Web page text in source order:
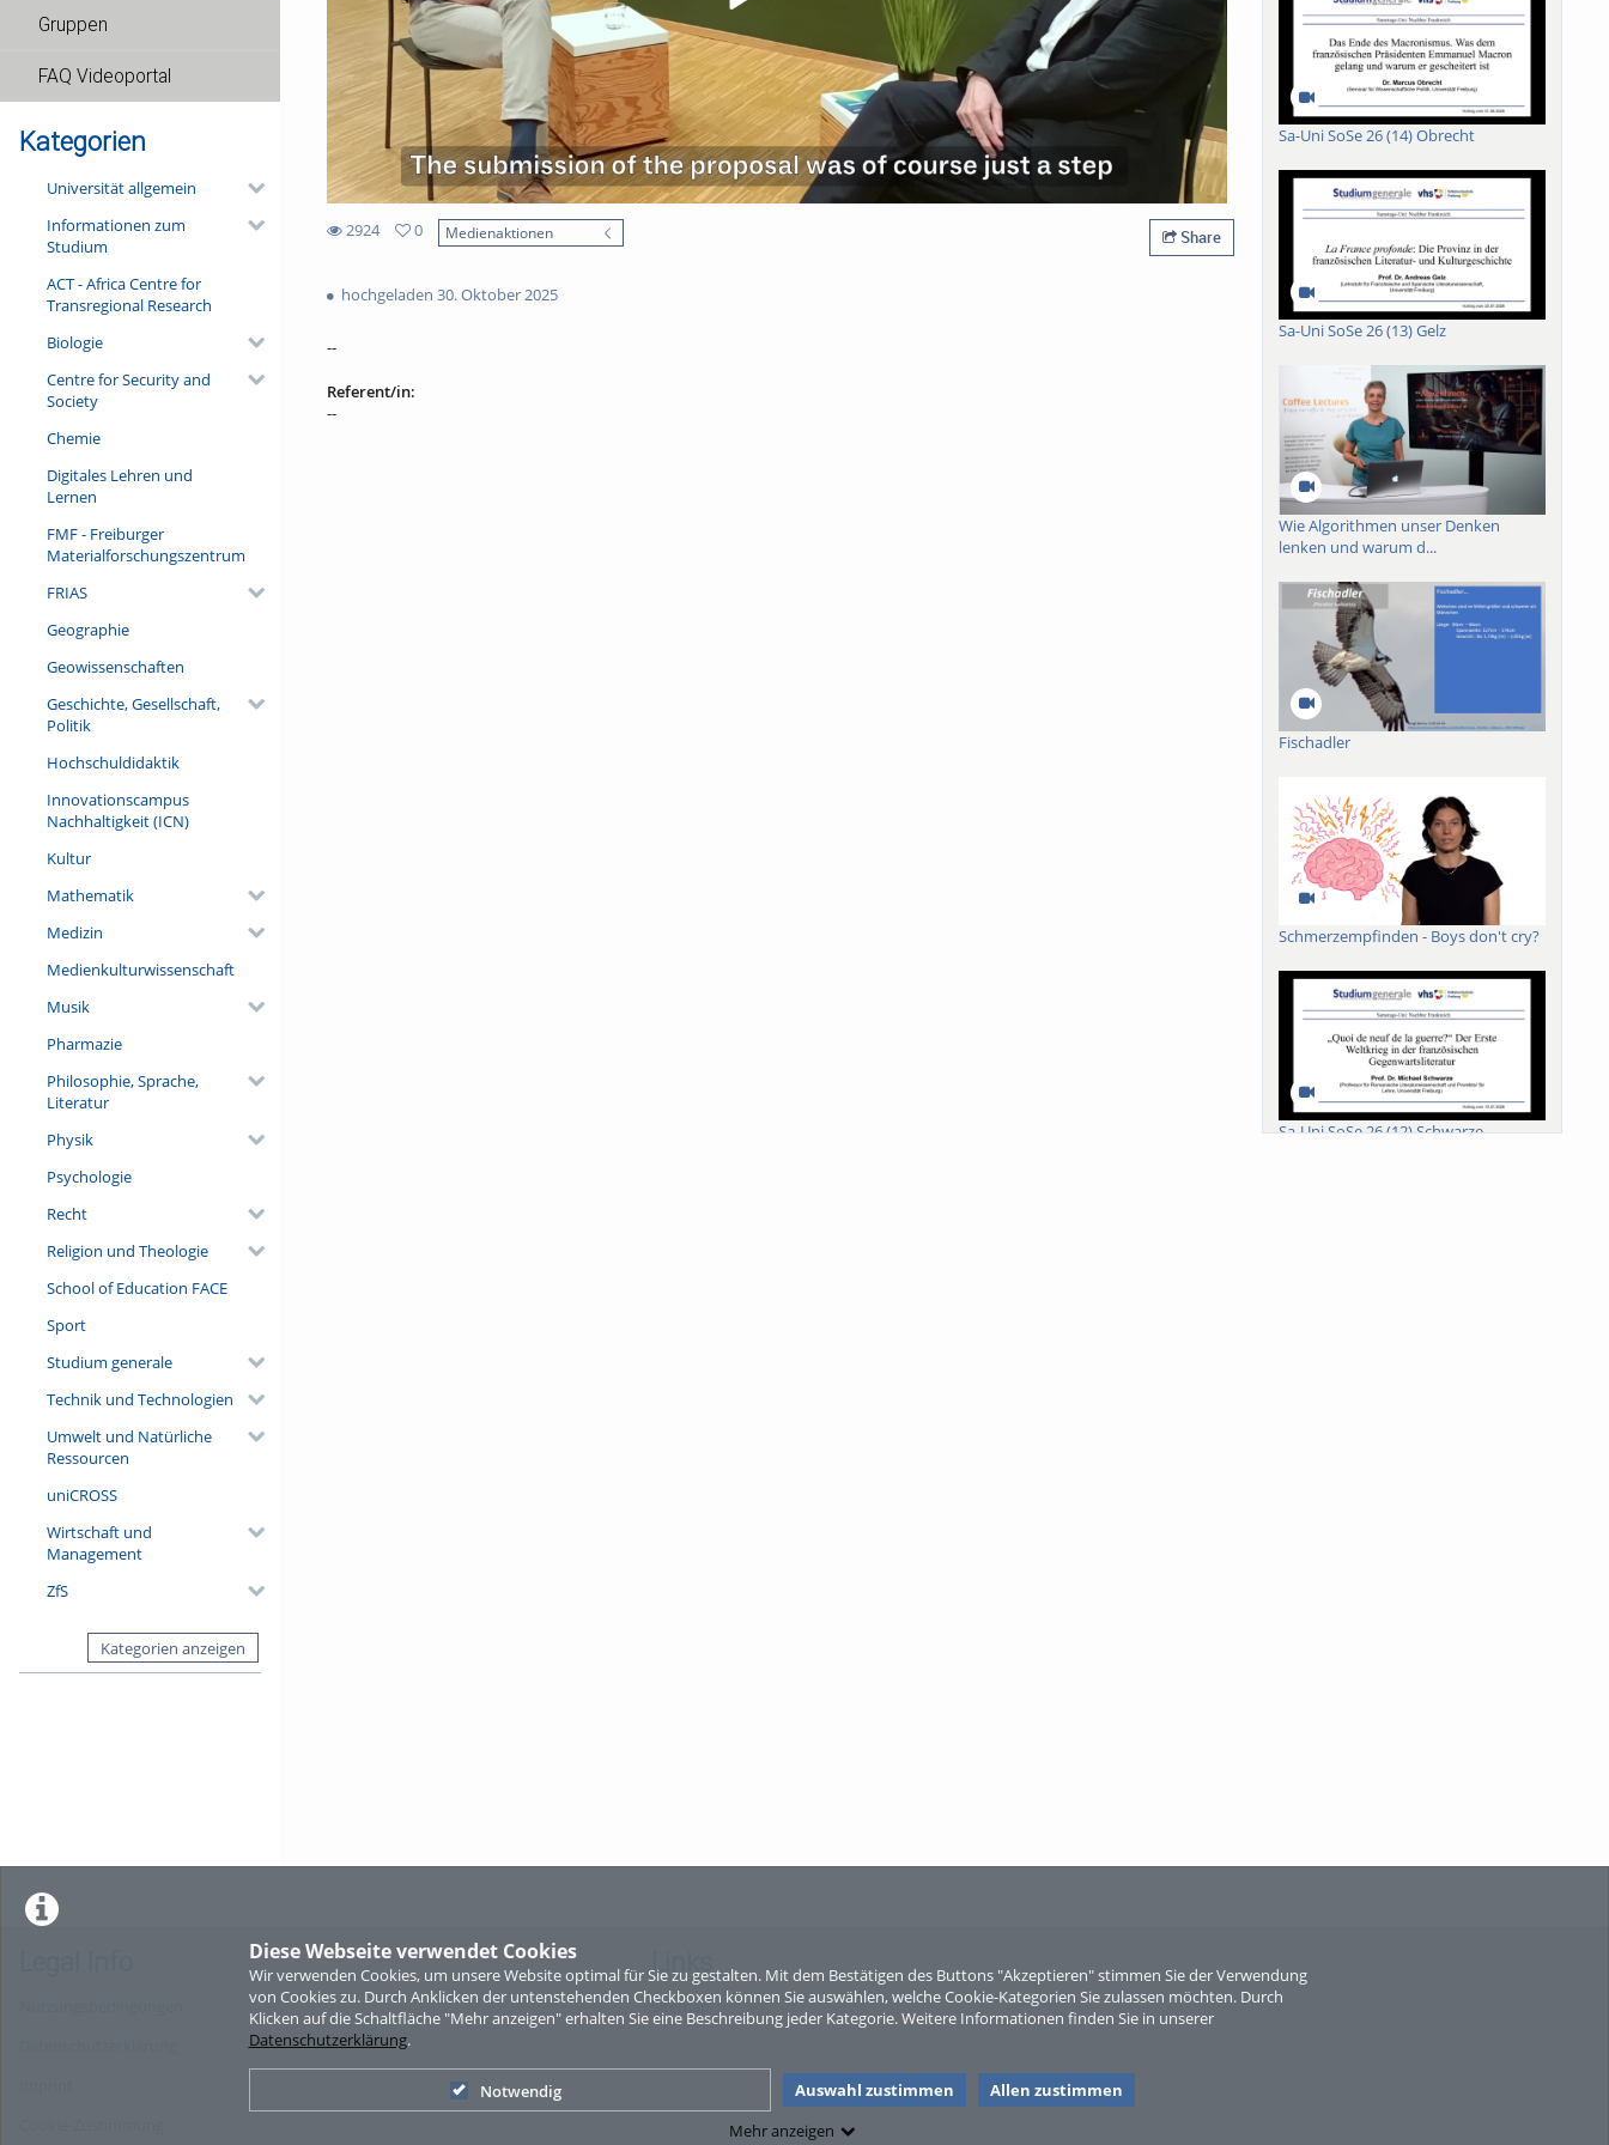
Diese Webseite verwendet Cookies
Wir verwenden Cookies, um unsere Website optimal für Sie zu gestalten. Mit dem Bestätigen des Buttons "Akzeptieren" stimmen Sie der Verwendung
von Cookies zu. Durch Anklicken der untenstehenden Checkboxen können Sie auswählen, welche Cookie-Kategorien Sie zulassen möchten. Durch
Klicken auf die Schaltfläche "Mehr anzeigen" erhalten Sie eine Beschreibung jeder Kategorie. Weitere Informationen finden Sie in unserer
Datenschutzerklärung.
Notwendig Auswahl zustimmen
Allen zustimmen
Mehr anzeigen
Gruppen
FAQ Videoportal
Kategorien
Universität allgemein
Informationen zum
Studium
ACT - Africa Centre for
Transregional Research
Biologie
Centre for Security and
Society
Chemie
Digitales Lehren und
Lernen
FMF - Freiburger
Materialforschungszentrum
FRIAS
Geographie
Geowissenschaften
Geschichte, Gesellschaft,
Politik
Hochschuldidaktik
Innovationscampus
Nachhaltigkeit (ICN)
Kultur
Mathematik
Medizin
Medienkulturwissenschaft
Musik
Pharmazie
Philosophie, Sprache,
Literatur
Physik
Psychologie
Recht
Religion und Theologie
School of Education FACE
Sport
Studium generale
Technik und Technologien
Umwelt und Natürliche
Ressourcen
uniCROSS
Wirtschaft und
Management
ZfS
Kategorien anzeigen
2924
views
0
Medienaktionen Share
hochgeladen 30. Oktober 2025
--
Referent/in:
--
Sa-Uni SoSe 26 (14) Obrecht
Sa-Uni SoSe 26 (13) Gelz
Wie Algorithmen unser Denken
lenken und warum d...
Fischadler
Schmerzempfinden - Boys don't cry?
Sa-Uni SoSe 26 (12) Schwarze
Sperber
Links
Sitemap